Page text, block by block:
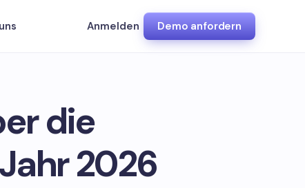
Anmelden Demo anfordern
die
2026